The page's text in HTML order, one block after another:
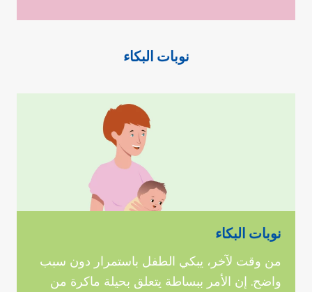
نوبات البكاء
نوبات البكاء
من وقت لآخر، يبكي الطفل باستمرار دون سبب
واضح. إن الأمر ببساطة يتعلق بحيلة ماكرة من